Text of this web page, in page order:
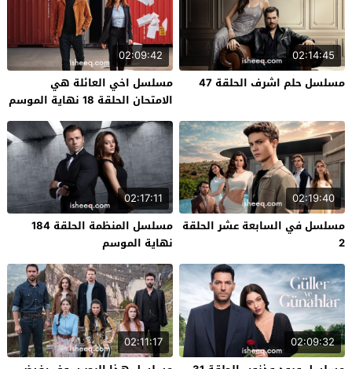
02:14:45
مسلسل حلم اشرف الحلقة 47
02:09:42
مسلسل اخي العائلة هي
الامتحان الحلقة 18 نهاية الموسم
02:19:40
مسلسل في السابعة عشر الحلقة
2
02:17:11
مسلسل المنظمة الحلقة 184
نهاية الموسم
02:09:32
02:11:17